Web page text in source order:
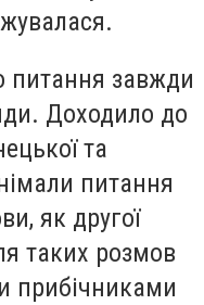
питання завжди
Доходило до
та
питання
як другої
таких розмов
прибічниками